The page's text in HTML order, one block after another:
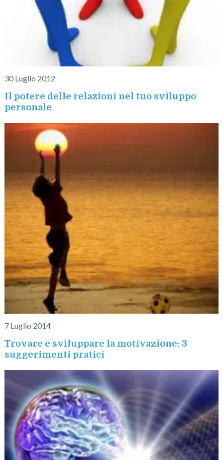
30 Luglio 2012
Il potere delle relazioni nel tuo sviluppo
personale
7 Luglio 2014
Trovare e sviluppare la motivazione: 3
suggerimenti pratici